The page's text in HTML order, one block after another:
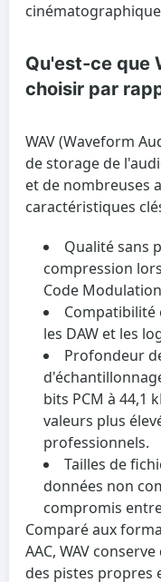
Qu'est-ce que
choisir par
WAV (Waveform
de storage de
et de nombreuses
caractéristiques
Qualité sans
compression
Code
Compatibilité
les DAW et les
Profondeur
bits PCM à 44,1
valeurs plus
professionnels.
Tailles de
données non
compromis
Comparé aux
AAC, WAV
des pistes propres